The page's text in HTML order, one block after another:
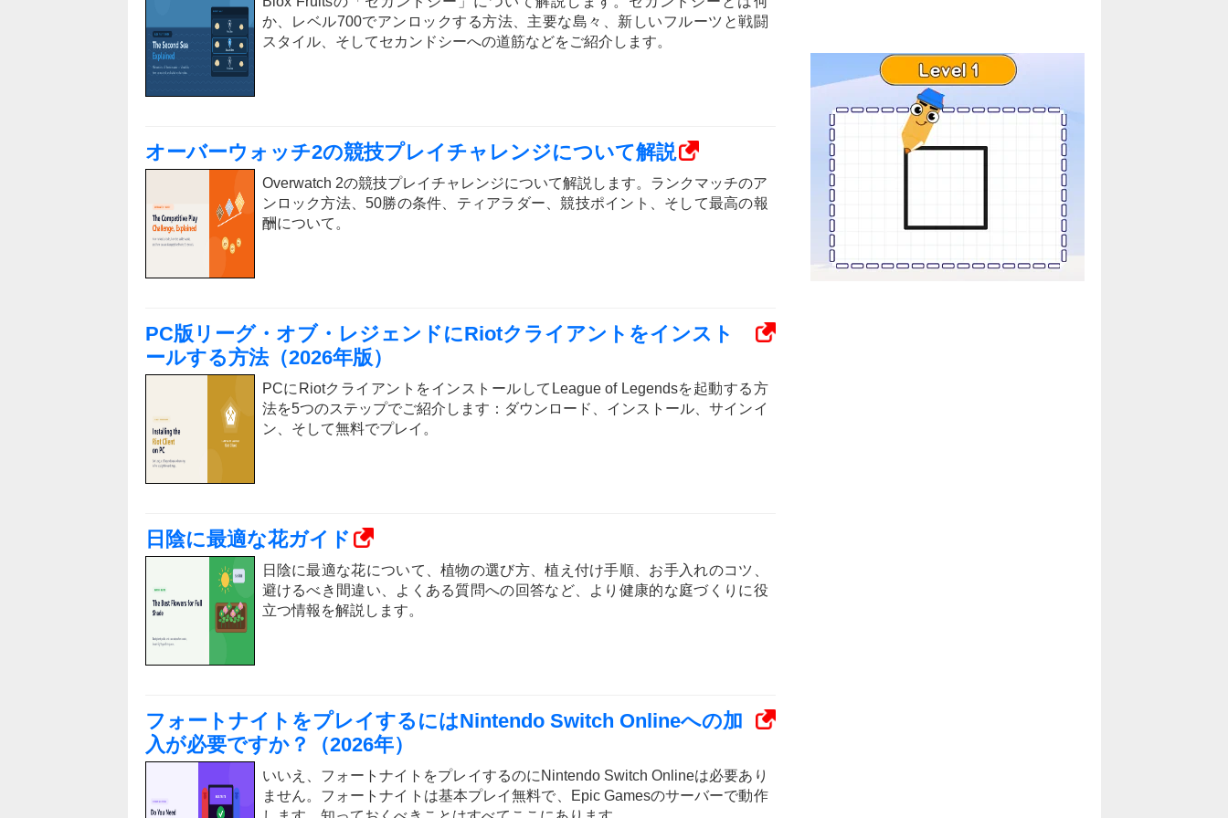
か、レベル700でアンロックする方法、主要な島々、新しいフルーツと戦闘
スタイル、そしてセカンドシーへの道筋などをご紹介します。
オーバーウォッチ2の競技プレイチャレンジについて解説
Overwatch 2の競技プレイチャレンジについて解説します。ランクマッチのア
ンロック方法、50勝の条件、ティアラダー、競技ポイント、そして最高の報
酬について。
PC版リーグ・オブ・レジェンドにRiotクライアントをインスト
ールする方法（2026年版）
PCにRiotクライアントをインストールしてLeague of Legendsを起動する方
法を5つのステップでご紹介します：ダウンロード、インストール、サインイ
ン、そして無料でプレイ。
日陰に最適な花ガイド
日陰に最適な花について、植物の選び方、植え付け手順、お手入れのコツ、
避けるべき間違い、よくある質問への回答など、より健康的な庭づくりに役
立つ情報を解説します。
フォートナイトをプレイするにはNintendo Switch Onlineへの加
入が必要ですか？（2026年）
いいえ、フォートナイトをプレイするのにNintendo Switch Onlineは必要あり
ません。フォートナイトは基本プレイ無料で、Epic Gamesのサーバーで動作